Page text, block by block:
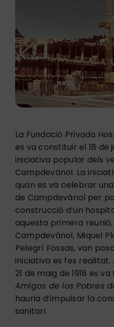
La Fundació Privada
es va constituir el 18 de
iniciativa popular dels
Campdevànol. La
quan es va celebrar
de Campdevànol per
construcció d’un
aquesta primera
Campdevànol, Miquel
Pelegrí Fossas, van
iniciativa es fes
21 de maig de 1918 es
Amigos de los Pobres
hauria d’impulsar la
sanitari.